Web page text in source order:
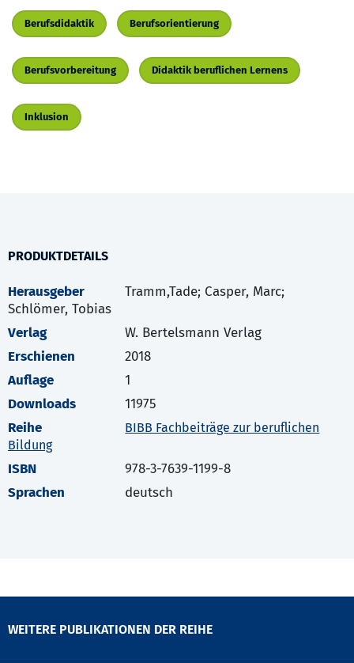
Berufsdidaktik Berufsorientierung
Berufsvorbereitung Didaktik beruflichen Lernens
Inklusion
PRODUKTDETAILS
Herausgeber
Tramm,Tade; Casper, Marc;
Schlömer, Tobias
Verlag
W. Bertelsmann Verlag
Erschienen
2018
Auflage
1
Downloads
11975
Reihe
BIBB Fachbeiträge zur beruflichen
Bildung
ISBN
978-3-7639-1199-8
Sprachen
deutsch
WEITERE PUBLIKATIONEN DER REIHE